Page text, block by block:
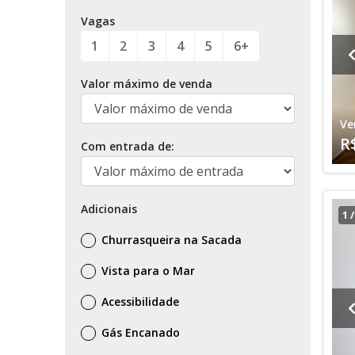
Vagas
1 2 3 4 5 6+
Valor máximo de venda
Com entrada de:
Adicionais
Churrasqueira na Sacada
Vista para o Mar
Acessibilidade
Gás Encanado
1 /